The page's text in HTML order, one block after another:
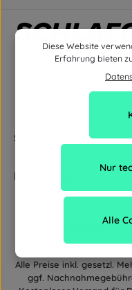
Service
Newsletter
Alle Preise inkl. gesetzl.
ggf.
Diese Website
Erfahrung bieten
Nur
Alle